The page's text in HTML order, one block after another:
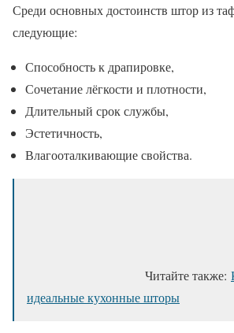
Среди основных достоинств штор из
следующие:
Способность к драпировке,
Сочетание лёгкости и плотности,
Длительный срок службы,
Эстетичность,
Влагооталкивающие свойства.
Читайте также:
идеальные кухонные шторы